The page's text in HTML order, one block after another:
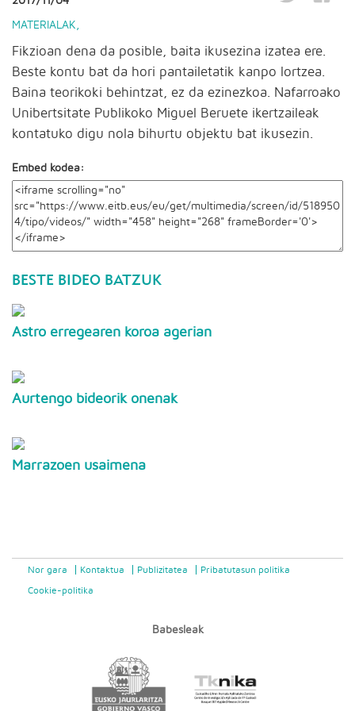
MATERIALAK
Fikzioan dena da posible, baita ikusezina izatea ere.
Beste kontu bat da hori pantailetatik kanpo lortzea.
Baina teorikoki behintzat, ez da ezinezkoa. Nafarroako
Unibertsitate Publikoko Miguel Beruete ikertzaileak
kontatuko digu nola bihurtu objektu bat ikusezin.
Embed kodea:
BESTE BIDEO BATZUK
Astro erregearen koroa agerian
Aurtengo bideorik onenak
Marrazoen usaimena
Nor gara Kontaktua Publizitatea Pribatutasun politika
Cookie-politika
Babesleak